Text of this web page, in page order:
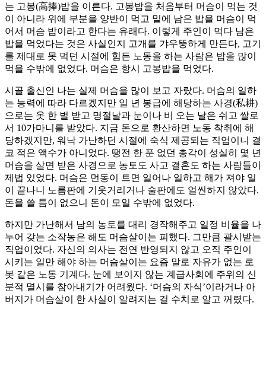
는 고봉(高捧)밥을 이른다. 고봉밥을 처음부터 머슴이 먹는 것
이 아니라 위에 부분을 양반이 먹고 밑에 남은 밥을 머슴이 먹
어서 머슴 밥이라고 한다는 유래다. 이렇게 주인이 먹다 남은
밥을 먹었다는 것은 사실인지 고개를 갸우뚱하게 만든다, 고기
를 제대로 못 먹던 시절에 힘든 노동을 하는 사람은 밥을 많이
먹을 수밖에 없었다. 머슴은 항시 고봉밥을 먹었다.
시골 출신인 나는 실제 머슴을 많이 보고 자랐다. 머슴의 일하
는 능력에 따라 다르겠지만 일 년 봉급에 해당하는 사경(私耕)
으로는 옷 한 벌 받고 명절날과 눈이나 비 오는 날은 쉬고 쌀로
서 10가마니를 받았다. 지금 돈으로 환산하면 노동 착취에 해
당하겠지만, 워낙 가난하던 시절에 숙식 제공되는 직업이니 결
코 적은 액수가 아니었다. 땡전 한 푼 없던 총각이 성실히 몇 년
머슴을 살면 받은 사경으로 농토도 사고 결혼도 하는 사람들이
제법 있었다. 머슴은 먼동이 트면 일어나 일하고 해가 져야 일
이 끝나니 노름판에 기웃거리거나 술판에도 얼씬하지 않았다.
돈을 쓸 틈이 없으니 돈이 모일 수밖에 없었다.
하지만 가난해서 남의 농토를 대리 경작해주고 일정 비율을 나
누어 갖는 소작농은 해도 머슴살이는 피했다. 그만큼 괄시받는
직업이었다. 자신의 의사는 전연 반영되지 않고 오직 주인이
시키는 일만 해야 하는 머슴살이는 요즘 말로 자유가 없는 로
봇 같은 노동 기계다. 눈에 보이지 않는 계급사회에 주위의 신
분적 멸시를 참아내기가 어려웠다. ‘머슴의 자식’이라거나 아
버지가 머슴살이 한 사실이 알려지는 걸 수치로 알고 꺼렸다.